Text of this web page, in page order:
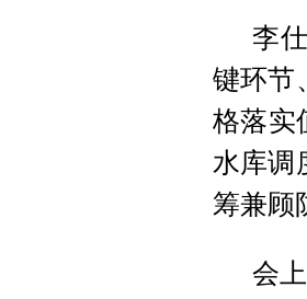
李
键环节
格落实
水库调
筹兼顾
会